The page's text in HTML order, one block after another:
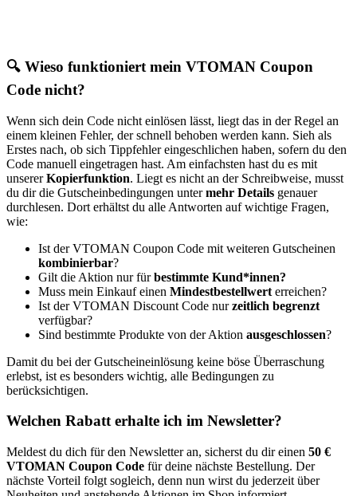
🔍 Wieso funktioniert mein VTOMAN Coupon
Code nicht?
Wenn sich dein Code nicht einlösen lässt, liegt das in der Regel an
einem kleinen Fehler, der schnell behoben werden kann. Sieh als
Erstes nach, ob sich Tippfehler eingeschlichen haben, sofern du den
Code manuell eingetragen hast. Am einfachsten hast du es mit
unsererKopierfunktion. Liegt es nicht an der Schreibweise, musst
du dir die Gutscheinbedingungen untermehr Details genauer
durchlesen. Dort erhältst du alle Antworten auf wichtige Fragen,
wie:
Ist der VTOMAN Coupon Code mit weiteren Gutscheinen
kombinierbar?
Gilt die Aktion nur fürbestimmte Kund*innen?
Muss mein Einkauf einen Mindestbestellwert erreichen?
Ist der VTOMAN Discount Code nurzeitlich begrenzt
verfügbar?
Sind bestimmte Produkte von der Aktion ausgeschlossen?
Damit du bei der Gutscheineinlösung keine böse Überraschung
erlebst, ist es besonders wichtig, alle Bedingungen zu
berücksichtigen.
Welchen Rabatt erhalte ich im Newsletter?
Meldest du dich für den Newsletter an, sicherst du dir einen 50 €
VTOMAN Coupon Code für deine nächste Bestellung. Der
nächste Vorteil folgt sogleich, denn nun wirst du jederzeit über